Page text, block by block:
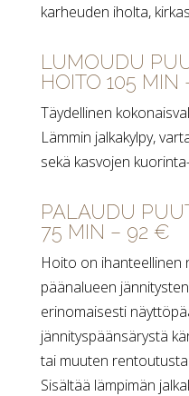
karheuden iholta,
LUMOUDU
HOITO 105 MIN
Täydellinen
Lämmin jalkakylpy,
sekä kasvojen
PALAUDU
75 MIN – 92 €
Hoito on ihanteellinen
päänalueen
erinomaisesti
jännityspäänsärystä
tai muuten
Sisältää lämpimän